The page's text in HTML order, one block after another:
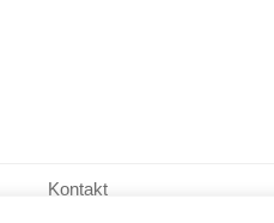
Kontakt